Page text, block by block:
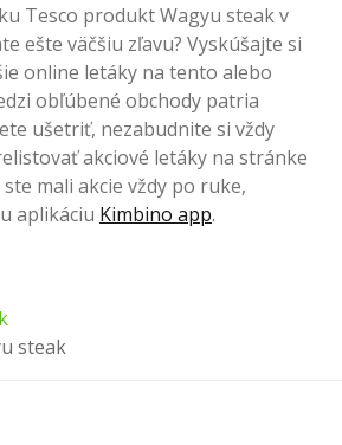
Tesco produkt Wagyu steak v
ešte väčšiu zľavu? Vyskúšajte si
online letáky na tento alebo
obľúbené obchody patria
ušetriť, nezabudnite si vždy
akciové letáky na stránke
ste mali akcie vždy po ruke,
aplikáciu Kimbino app.
steak